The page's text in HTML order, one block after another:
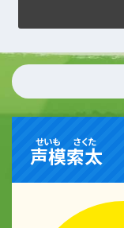
声模
せいも
索太
さくた